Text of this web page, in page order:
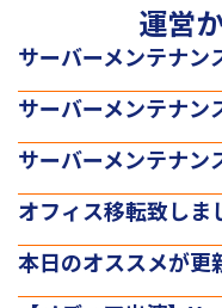
運営
サーバーメンテナン
サーバーメンテナン
サーバーメンテナン
オフィス移転致しま
本日のオススメが更